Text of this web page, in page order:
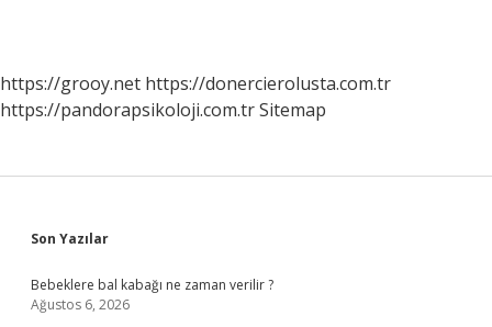
https://grooy.net https://donercierolusta.com.tr
https://pandorapsikoloji.com.trSitemap
Sidebar
Son Yazılar
Bebeklere bal kabağı ne zaman verilir ?
Ağustos 6, 2026